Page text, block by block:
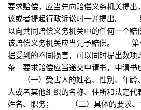
要求赔偿，应当先向赔偿义务机关提出
议或者提起行政诉讼时一并提出。
以向共同赔偿义务机关中的任何一个赔
该赔偿义务机关应当先予赔偿。 第
据受到的不同损害，可以同时提出
条 要求赔偿应当递交申请书，申请书
（一）受害人的姓名、性别、年龄
人或者其他组织的名称、住所和法定
姓名、职务； （二）具体的要求